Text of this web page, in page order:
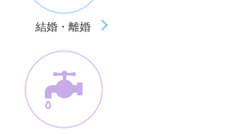
結婚・離婚